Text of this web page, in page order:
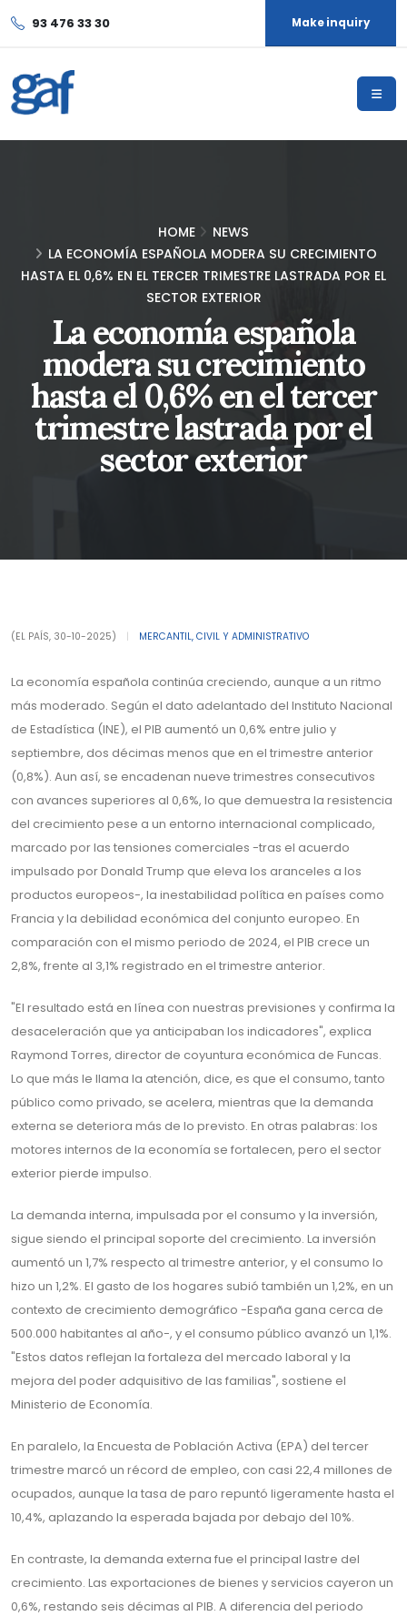
93 476 33 30 Make inquiry
HOME
NEWS
LA ECONOMÍA ESPAÑOLA MODERA SU CRECIMIENTO
HASTA EL 0,6% EN EL TERCER TRIMESTRE LASTRADA POR EL
SECTOR EXTERIOR
La economía española
modera su crecimiento
hasta el 0,6% en el tercer
trimestre lastrada por el
sector exterior
(EL PAÍS, 30-10-2025) MERCANTIL, CIVIL Y ADMINISTRATIVO
La economía española continúa creciendo, aunque a un ritmo
más moderado. Según el dato adelantado del Instituto Nacional
de Estadística (INE), el PIB aumentó un 0,6% entre julio y
septiembre, dos décimas menos que en el trimestre anterior
(0,8%). Aun así, se encadenan nueve trimestres consecutivos
con avances superiores al 0,6%, lo que demuestra la resistencia
del crecimiento pese a un entorno internacional complicado,
marcado por las tensiones comerciales -tras el acuerdo
impulsado por Donald Trump que eleva los aranceles a los
productos europeos-, la inestabilidad política en países como
Francia y la debilidad económica del conjunto europeo. En
comparación con el mismo periodo de 2024, el PIB crece un
2,8%, frente al 3,1% registrado en el trimestre anterior.
"El resultado está en línea con nuestras previsiones y confirma la
desaceleración que ya anticipaban los indicadores", explica
Raymond Torres, director de coyuntura económica de Funcas.
Lo que más le llama la atención, dice, es que el consumo, tanto
público como privado, se acelera, mientras que la demanda
externa se deteriora más de lo previsto. En otras palabras: los
motores internos de la economía se fortalecen, pero el sector
exterior pierde impulso.
La demanda interna, impulsada por el consumo y la inversión,
sigue siendo el principal soporte del crecimiento. La inversión
aumentó un 1,7% respecto al trimestre anterior, y el consumo lo
hizo un 1,2%. El gasto de los hogares subió también un 1,2%, en un
contexto de crecimiento demográfico -España gana cerca de
500.000 habitantes al año-, y el consumo público avanzó un 1,1%.
"Estos datos reflejan la fortaleza del mercado laboral y la
mejora del poder adquisitivo de las familias", sostiene el
Ministerio de Economía.
En paralelo, la Encuesta de Población Activa (EPA) del tercer
trimestre marcó un récord de empleo, con casi 22,4 millones de
ocupados, aunque la tasa de paro repuntó ligeramente hasta el
10,4%, aplazando la esperada bajada por debajo del 10%.
En contraste, la demanda externa fue el principal lastre del
crecimiento. Las exportaciones de bienes y servicios cayeron un
0,6%, restando seis décimas al PIB. A diferencia del periodo